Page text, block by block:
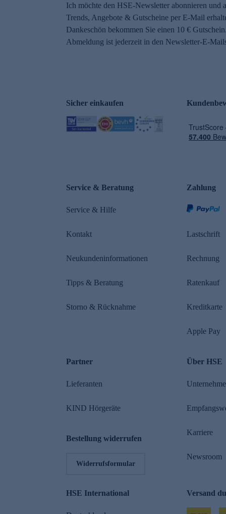
Ich möchte den HSE-Newsletter abonnieren und
Trends, Angebote & Gutscheine per E-Mail
Dankeschön bekommen Sie einen 10 €
Abmeldung ist jederzeit in den Newsletter-E-
Sicher einkaufen
Service & Beratung
Service & Hilfe
Kontakt
Neukundeninformationen
Tipps & Beratung
Storno & Rücknahme
Zahlung
Lastschrift
Rechnung
Ratenkauf
Kreditkarte
Apple Pay
Partner
Lieferanten
KIND Hörgeräte
Bestellung widerrufen
Widerrufsformular
Über HSE
Karriere
Newsroom
HSE International Versand